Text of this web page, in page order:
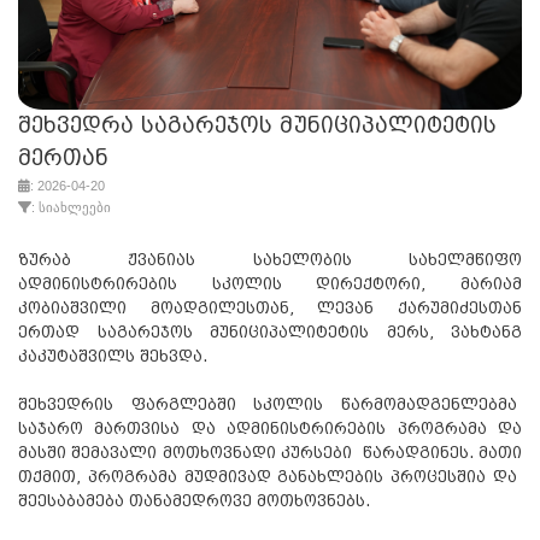
შეხვედრა საგარეჯოს მუნიციპალიტეტის
მერთან
: 2026-04-20
: სიახლეები
ზურაბ ჟვანიას სახელობის სახელმწიფო
ადმინისტრირების სკოლის დირექტორი, მარიამ
კობიაშვილი მოადგილესთან, ლევან ქარუმიძესთან
ერთად საგარეჯოს მუნიციპალიტეტის მერს, ვახტანგ
კაკუტაშვილს შეხვდა.
შეხვედრის ფარგლებში სკოლის წარმომადგენლებმა
საჯარო მართვისა და ადმინისტრირების პროგრამა და
მასში შემავალი მოთხოვნადი კურსები წარადგინეს. მათი
თქმით, პროგრამა მუდმივად განახლების პროცესშია და
შეესაბამება თანამედროვე მოთხოვნებს.